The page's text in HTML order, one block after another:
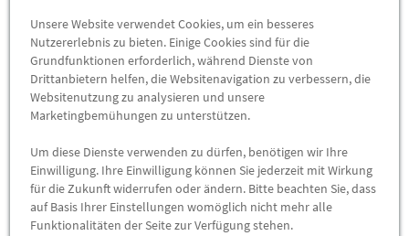
Abholung
Preis inkl. 19% MwSt.
Abholbar andiesen Standorten
-
ZUM WARENKORB HINZUFÜGEN
Herstellerangaben:Mercedes-Benz AG |Mercedesstr. 120 |
70723 Stuttgart | Tel: +49711170 |E-Mail:
Unsere Website verwendet Cookies, um ein besseres
Nutzererlebnis zu bieten. Einige Cookies sind für die
Grundfunktionen erforderlich, während Dienste von
Drittanbietern helfen, die Websitenavigation zu verbessern, die
Websitenutzung zu analysieren und unsere
Marketingbemühungen zu unterstützen.
Um diese Dienste verwenden zu dürfen, benötigen wir Ihre
Einwilligung. Ihre Einwilligung können Sie jederzeit mit Wirkung
für die Zukunft widerrufen oder ändern. Bitte beachten Sie, dass
auf Basis Ihrer Einstellungen womöglich nicht mehr alle
Funktionalitäten der Seite zur Verfügung stehen.